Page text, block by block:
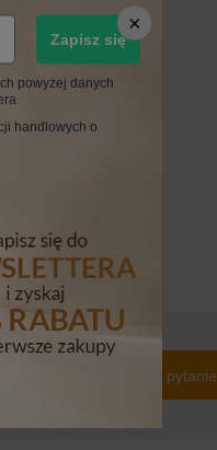
dla
Zadaj pytanie
Zapisz się
powyżej danych
handlowych o